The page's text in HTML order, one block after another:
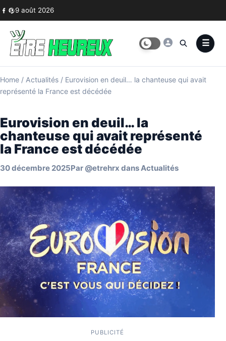
Skip to content
9 août 2026
Home / Actualités / Eurovision en deuil… la chanteuse qui avait
représenté la France est décédée
Eurovision en deuil… la
chanteuse qui avait représenté
la France est décédée
30 décembre 2025Par @etrehrx dansActualités
PUBLICITÉ